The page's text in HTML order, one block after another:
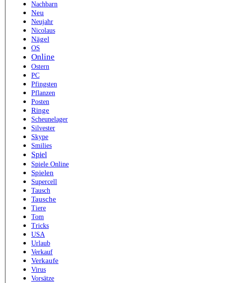
Nachbarn
Neu
Neujahr
Nicolaus
Nägel
OS
Online
Ostern
PC
Pfingsten
Pflanzen
Posten
Ringe
Scheunelager
Silvester
Skype
Smilies
Spiel
Spiele Online
Spielen
Supercell
Tausch
Tausche
Tiere
Tom
Tricks
USA
Urlaub
Verkauf
Verkaufe
Virus
Vorsätze